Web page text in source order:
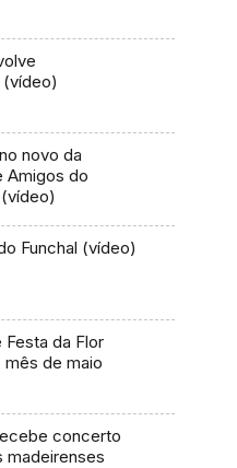
novo da
Amigos do
Funchal (vídeo)
Festa da Flor
de maio
concerto